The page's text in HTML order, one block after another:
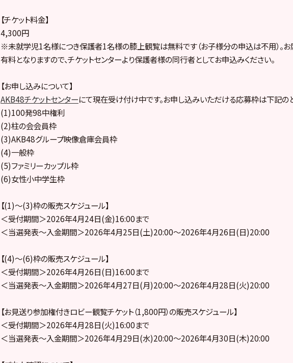
【チケット料金】
4,300円
※未就学児1名様につき保護者1名様の膝上観覧は無料です（お子様分の申込は不用）。
有料となりますので、チケットセンターより保護者様の同行者としてお申込みください。
【お申し込みについて】
AKB48チケットセンターにて現在受け付け中です。お申し込みいただける応募枠は下記のと
(1)100発98中権利
(2)柱の会会員枠
(3)AKB48グループ映像倉庫会員枠
(4)一般枠
(5)ファミリーカップル枠
(6)女性小中学生枠
【(1)～(3)枠の販売スケジュール】
＜受付期間＞2026年4月24日(金)16:00まで
＜当選発表～入金期間＞2026年4月25日(土)20:00～2026年4月26日(日)20:00
【(4)〜(6)枠の販売スケジュール】
＜受付期間＞2026年4月26日(日)16:00まで
＜当選発表～入金期間＞2026年4月27日(月)20:00～2026年4月28日(火)20:00
【お見送り参加権付きロビー観覧チケット（1,800円）の販売スケジュール】
＜受付期間＞2026年4月28日(火)16:00まで
＜当選発表～入金期間＞2026年4月29日(水)20:00～2026年4月30日(木)20:00